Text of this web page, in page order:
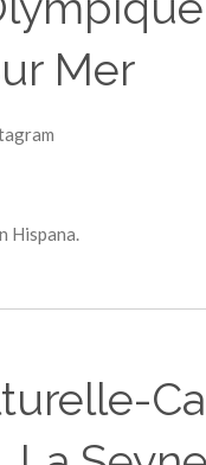
Mer
Hispana.